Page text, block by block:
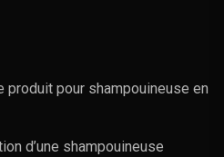
produit pour shampouineuse en
d’une shampouineuse